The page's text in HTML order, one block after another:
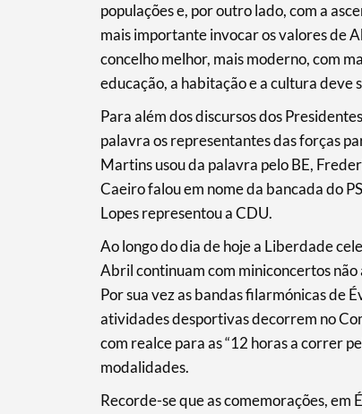
Search term
Categories
Filters
populações e, por outro lado, com a
mais importante invocar os valores de
concelho melhor, mais moderno, com
educação, a habitação e a cultura deve
Para além dos discursos dos
palavra os representantes das forças
Martins usou da palavra pelo BE,
Caeiro falou em nome da bancada do
Lopes representou a CDU.
Ao longo do dia de hoje a Liberdade
Abril continuam com miniconcertos não
Por sua vez as bandas filarmónicas de
atividades desportivas decorrem no
com realce para as “12 horas a correr
modalidades.
Recorde-se que as comemorações, em